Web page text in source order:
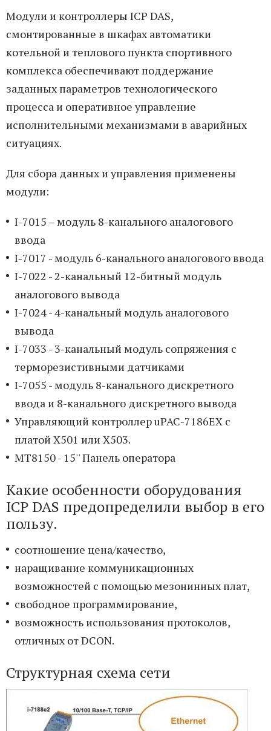
Модули и контроллеры ICP DAS,
смонтированные в шкафах автоматики
котельной и теплового пункта спортивного
комплекса обеспечивают поддержание
заданных параметров технологического
процесса и оперативное управление
исполнительными механизмами в аварийных
ситуациях.
Для сбора данных и управления применены
модули:
I-7015 – модуль 8-канального аналогового
ввода
I-7017 - модуль 6-канального аналогового ввода
I-7022 - 2-канальный 12-битный модуль
аналогового вывода
I-7024 - 4-канальный модуль аналогового
вывода
I-7033 - 3-канальный модуль сопряжения с
терморезистивными датчиками
I-7055 - модуль 8-канального дискретного
ввода и 8-канального дискретного вывода
Управляющий контроллер uPAC-7186EX с
платой X501 или X503.
MT8150 - 15'' Панель оператора
Какие особенности оборудования
ICP DAS предопределили выбор в его
пользу.
соотношение цена/качество,
наращивание коммуникационных
возможностей с помощью мезонинных плат,
свободное программирование,
возможность использования протоколов,
отличных от DCON.
Структурная схема сети